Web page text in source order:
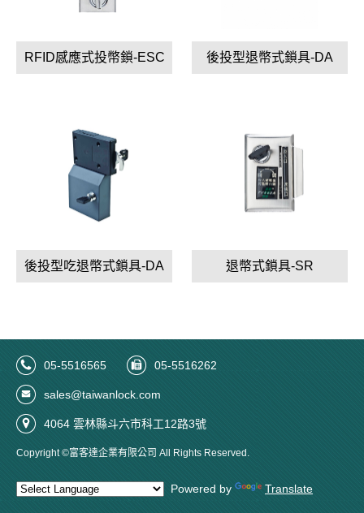
RFID感應式投幣鎖-ESC 後投型退幣式鎖具-DA
後投型吃退幣式鎖具-DA 退幣式鎖具-SR
05-5516565 05-5516262
sales@taiwanlock.com
4064 雲林縣斗六市科工12路3號
Copyright ©富客達企業有限公司 All Rights Reserved.
Powered by Translate